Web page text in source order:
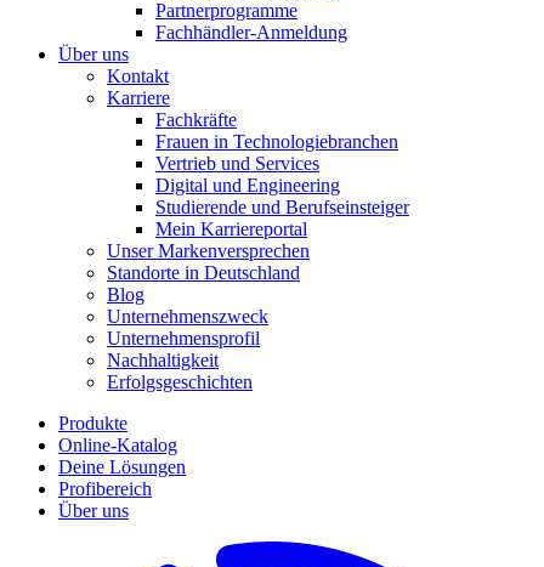
Partnerprogramme
Fachhändler-Anmeldung
Über uns
Kontakt
Karriere
Fachkräfte
Frauen in Technologiebranchen
Vertrieb und Services
Digital und Engineering
Studierende und Berufseinsteiger
Mein Karriereportal
Unser Markenversprechen
Standorte in Deutschland
Blog
Unternehmenszweck
Unternehmensprofil
Nachhaltigkeit
Erfolgsgeschichten
Produkte
Online-Katalog
Deine Lösungen
Profibereich
Über uns